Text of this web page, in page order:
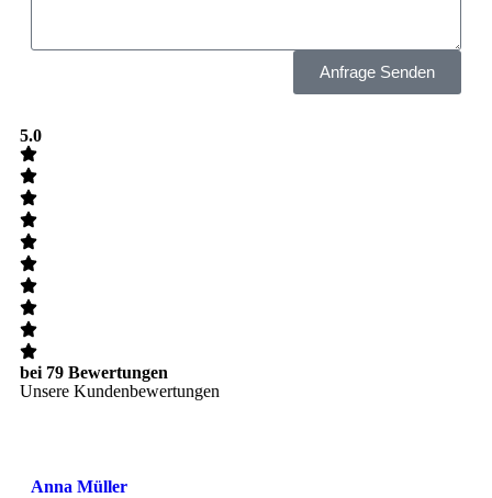
Anfrage Senden
5.0
bei 79 Bewertungen
Unsere Kundenbewertungen
Anna Müller